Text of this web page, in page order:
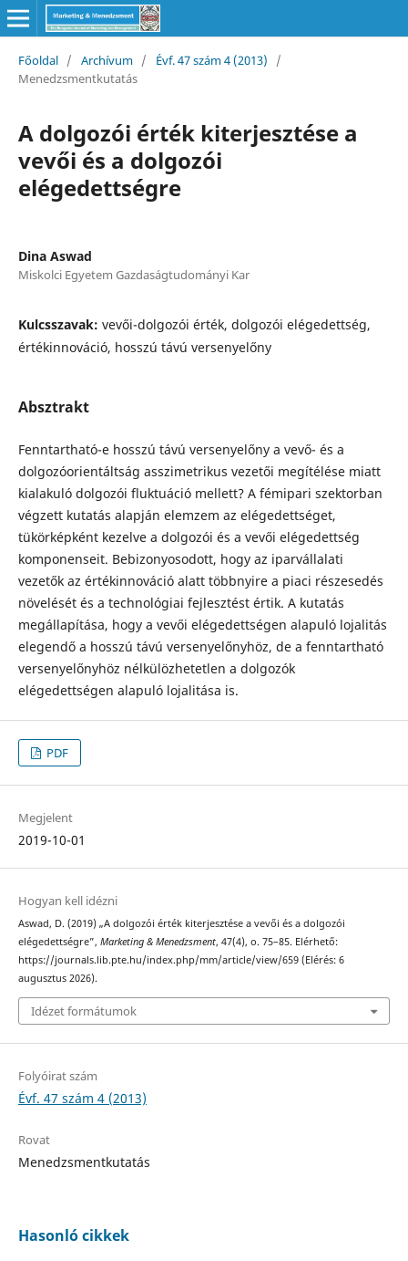
Főoldal / Archívum / Évf. 47 szám 4 (2013)
/
Menedzsmentkutatás
A dolgozói érték kiterjesztése a
vevői és a dolgozói
elégedettségre
Dina Aswad
Miskolci Egyetem Gazdaságtudományi Kar
Kulcsszavak: vevői-dolgozói érték, dolgozói elégedettség,
értékinnováció, hosszú távú versenyelőny
Absztrakt
Fenntartható-e hosszú távú versenyelőny a vevő- és a
dolgozóorientáltság asszimetrikus vezetői megíté­lése miatt
kialakuló dolgozói fluktuáció mellett? A fémipari szektorban
végzett kutatás alapján elemzem az elégedettsé­get,
tükörképként kezelve a dolgozói és a vevői elé­gedettség
komponenseit. Bebizonyosodott, hogy az iparvállalati
vezetők az értékinnováció alatt többnyire a piaci részesedés
növelését és a technológiai fejlesztést értik. A kutatás
megállapítása, hogy a vevői elégedettségen alapuló lojalitás
elegendő a hosszú távú versenyelőnyhöz, de a fenntartható
versenyelőnyhöz nélkülözhetetlen a dolgozók
elégedettségen alapuló lojalitása is.
PDF
Megjelent
2019-10-01
Hogyan kell idézni
Aswad, D. (2019) „A dolgozói érték kiterjesztése a vevői és a dolgozói
elégedettségre”, Marketing & Menedzsment, 47(4), o. 75–85. Elérhető:
https://journals.lib.pte.hu/index.php/mm/article/view/659 (Elérés: 6
augusztus 2026).
Idézet formátumok
Folyóirat szám
Évf. 47 szám 4 (2013)
Rovat
Menedzsmentkutatás
Hasonló cikkek